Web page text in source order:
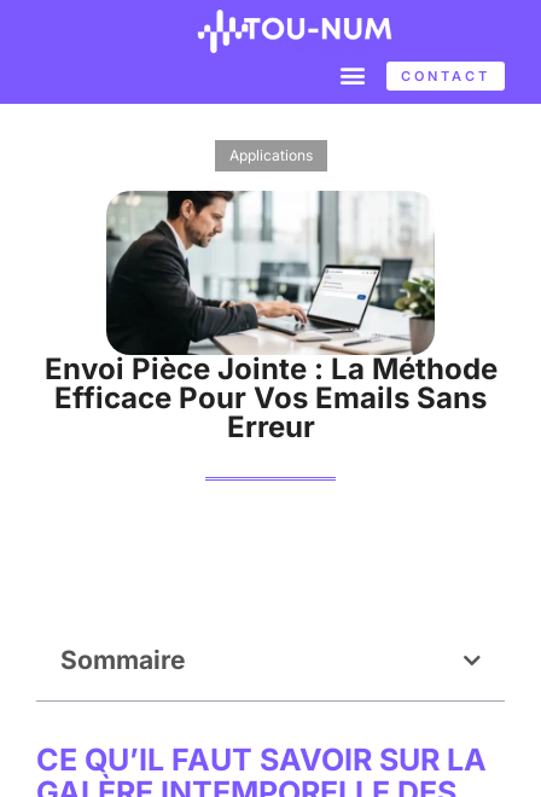
CONTACT
Applications
Envoi Pièce Jointe : La Méthode
Efficace Pour Vos Emails Sans
Erreur
Sommaire
CE QU’IL FAUT SAVOIR SUR LA